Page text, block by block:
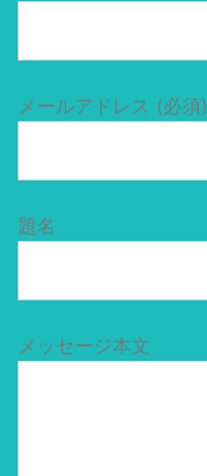
メールアドレス (必須)
題名
メッセージ本文